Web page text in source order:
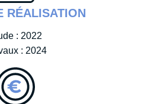
RÉALISATION
: 2022
: 2024